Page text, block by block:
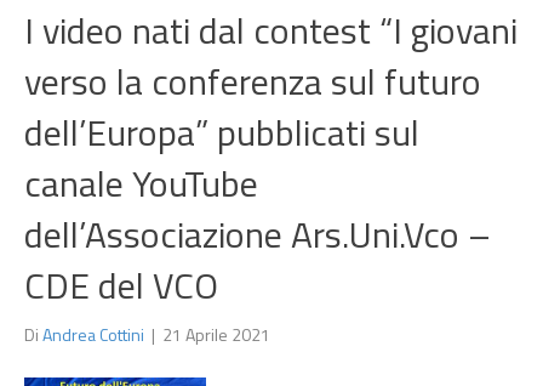
I video nati dal contest “I giovani
verso la conferenza sul futuro
dell’Europa” pubblicati sul
canale YouTube
dell’Associazione Ars.Uni.Vco –
CDE del VCO
DiAndrea Cottini | 21 Aprile 2021